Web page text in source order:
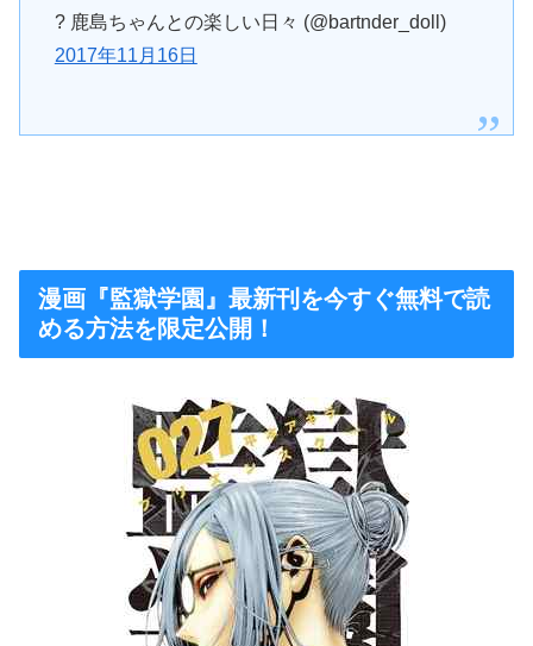
? 鹿島ちゃんとの楽しい日々 (@bartnder_doll)
2017年11月16日
漫画『監獄学園』最新刊を今すぐ無料で読
める方法を限定公開！